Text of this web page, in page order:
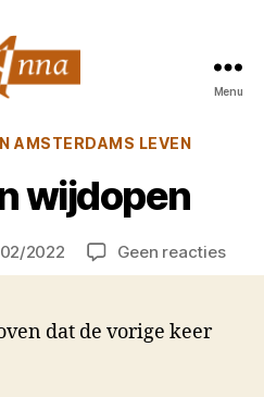
van
Menu
Categorieën
AMSTERDAMS LEVEN
wijdopen
2022 Geen reactiesop
Met
dat de vorige keer